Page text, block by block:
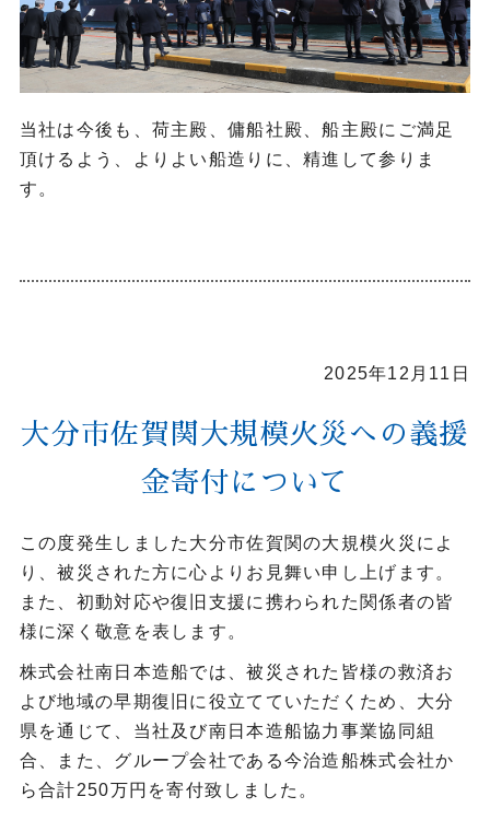
当社は今後も、荷主殿、傭船社殿、船主殿にご満足
頂けるよう、よりよい船造りに、精進して参りま
す。
2025年12月11日
大分市佐賀関大規模火災への義援
金寄付について
この度発生しました大分市佐賀関の大規模火災によ
り、被災された方に心よりお見舞い申し上げます。
また、初動対応や復旧支援に携わられた関係者の皆
様に深く敬意を表します。
株式会社南日本造船では、被災された皆様の救済お
よび地域の早期復旧に役立てていただくため、大分
県を通じて、当社及び南日本造船協力事業協同組
合、また、グループ会社である今治造船株式会社か
ら合計250万円を寄付致しました。